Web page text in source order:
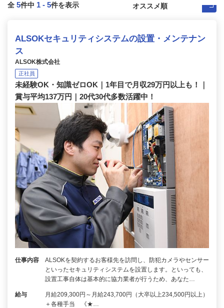
全 5件中 1 - 5件を表示
ALSOKセキュリティシステムの設置・メンテナン
ス
ALSOK株式会社
正社員
未経験OK・知識ゼロOK｜1年目で月収29万円以上も！｜
賞与平均137万円｜20代30代多数活躍中！
仕事内容
ALSOKを契約するお客様先を訪問し、防犯カメラやセンサー
といったセキュリティシステムを設置します。といっても、
設置工事自体は基本的に協力業者が行うため、あなた…
給与
月給209,300円～月給243,700円（大卒以上234,500円以上）
＋各種手当 《★…